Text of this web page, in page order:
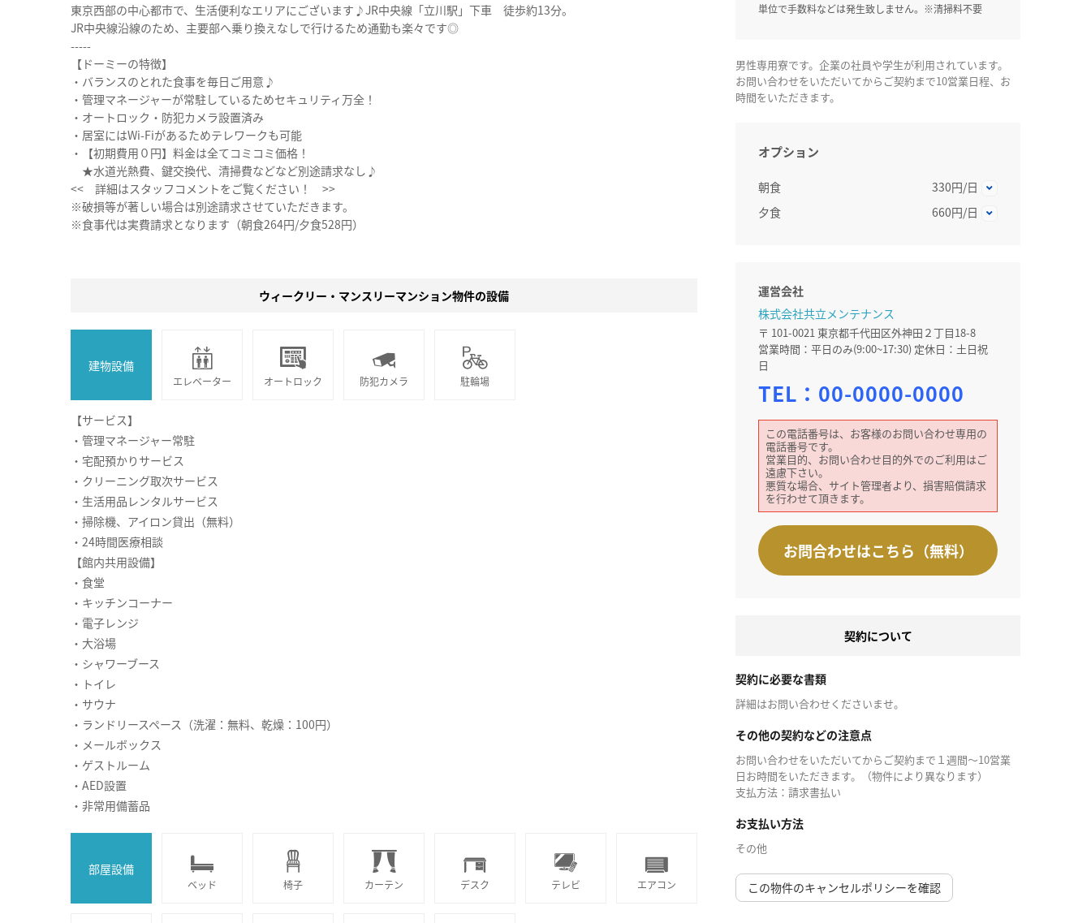
東京西部の中心都市で、生活便利なエリアにございます♪JR中央線「立川駅」下車 徒歩約13分。
JR中央線沿線のため、主要部へ乗り換えなしで行けるため通勤も楽々です◎
-----
【ドーミーの特徴】
・バランスのとれた食事を毎日ご用意♪
・管理マネージャーが常駐しているためセキュリティ万全！
・オートロック・防犯カメラ設置済み
・居室にはWi-Fiがあるためテレワークも可能
・【初期費用０円】料金は全てコミコミ価格！
★水道光熱費、鍵交換代、清掃費などなど別途請求なし♪
<< 詳細はスタッフコメントをご覧ください！ >>
※破損等が著しい場合は別途請求させていただきます。
※食事代は実費請求となります（朝食264円/夕食528円）
単位で手数料などは発生致しません。※清掃料不要
男性専用寮です。企業の社員や学生が利用されています。
お問い合わせをいただいてからご契約まで10営業日程、お
時間をいただきます。
オプション
朝食
330円/日
夕食
660円/日
運営会社
株式会社共立メンテナンス
〒 101-0021 東京都千代田区外神田２丁目18-8
営業時間：平日のみ(9:00~17:30) 定休日：土日祝
日
TEL： 00-0000-0000
この電話番号は、お客様のお問い合わせ専用の
電話番号です。
営業目的、お問い合わせ目的外でのご利用はご
遠慮下さい。
悪質な場合、サイト管理者より、損害賠償請求
を行わせて頂きます。
お問合わせはこちら（無料）
契約について
契約に必要な書類
詳細はお問い合わせくださいませ。
その他の契約などの注意点
お問い合わせをいただいてからご契約まで１週間～10営業
日お時間をいただきます。（物件により異なります）
支払方法：請求書払い
お支払い方法
その他
この物件のキャンセルポリシーを確認
ウィークリー・マンスリーマンション物件の設備
建物設備
エレベーター オートロック 防犯カメラ 駐輪場
【サービス】
・管理マネージャー常駐
・宅配預かりサービス
・クリーニング取次サービス
・生活用品レンタルサービス
・掃除機、アイロン貸出（無料）
・24時間医療相談
【館内共用設備】
・食堂
・キッチンコーナー
・電子レンジ
・大浴場
・シャワーブース
・トイレ
・サウナ
・ランドリースペース（洗濯：無料、乾燥：100円）
・メールボックス
・ゲストルーム
・AED設置
・非常用備蓄品
部屋設備
ベッド 椅子 カーテン デスク テレビ エアコン